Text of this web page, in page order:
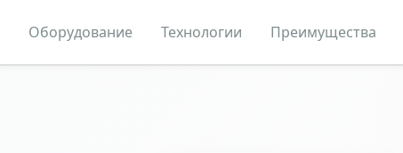
Оборудование Технологии Преимущества